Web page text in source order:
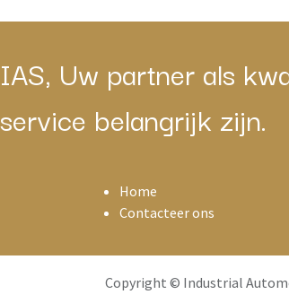
IAS, Uw partner als
service belangrijk zijn.
Home
Contacteer ons
Copyright © Industrial